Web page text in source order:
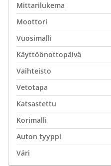
Mittarilukema
Moottori
Vuosimalli
Käyttöönottopäivä
Vaihteisto
Vetotapa
Katsastettu
Korimalli
Auton tyyppi
Väri